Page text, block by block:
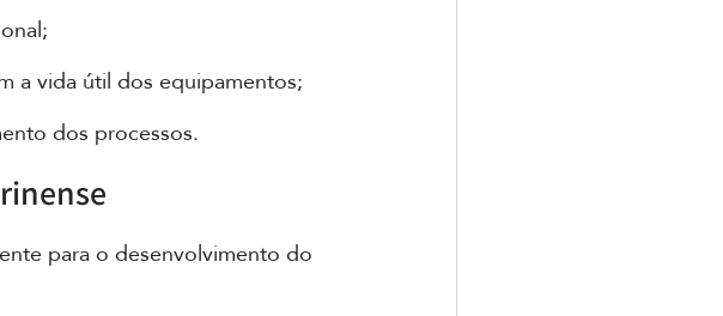
a vida útil dos equipamentos;
dos processos.
para o desenvolvimento do